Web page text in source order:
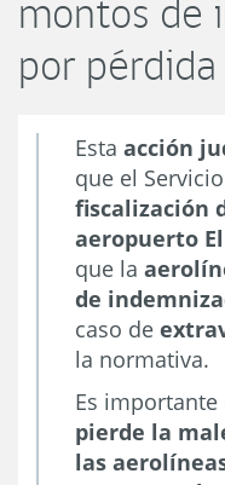
montos de
por
Esta acción
que el
fiscalización
aeropuerto
que la
de
caso de
la normativa.
Es importante
pierde la
las